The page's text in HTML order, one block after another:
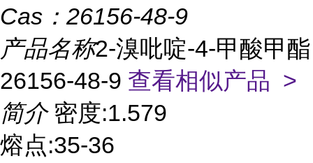
Cas： 26156-48-9
产品名称2-溴吡啶-4-甲酸甲酯
26156-48-9 查看相似产品 >
简介 密度:1.579
熔点:35-36